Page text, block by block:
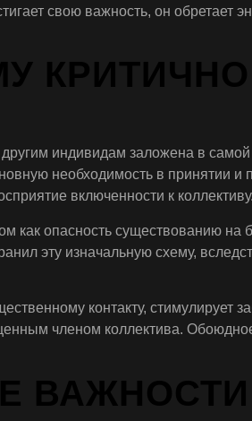
свою важность, он обретает
индивидам заложена в
необходимость в принятии и
включенности к коллективу.
как опасность существованию
эту изначальную схему,
контакту, стимулирует
членом коллектива.